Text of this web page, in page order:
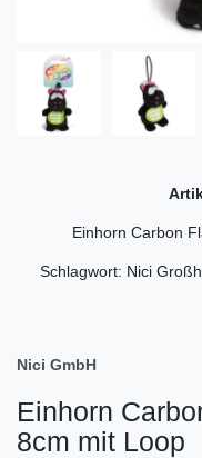
Einhorn Carbon
Schlagwort: Nici
Nici GmbH
Einhorn
8cm mit Loop